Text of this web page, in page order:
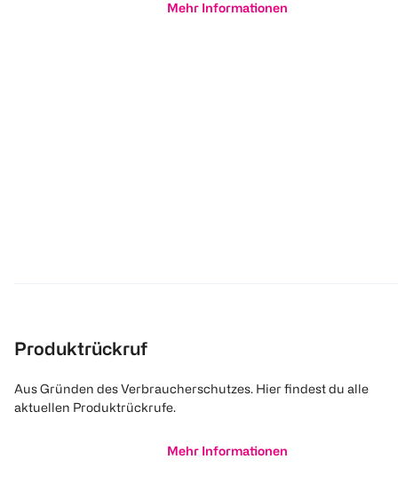
Mehr Informationen
Produktrückruf
Aus Gründen des Verbraucherschutzes. Hier findest du alle
aktuellen Produktrückrufe.
Mehr Informationen